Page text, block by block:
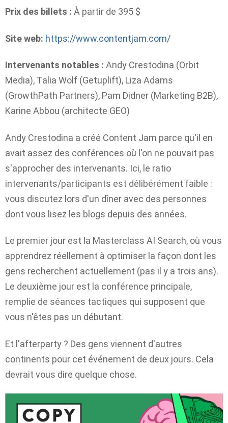
Prix ​​des billets : À partir de 395 $
Site web: https://www.contentjam.com/
Intervenants notables : Andy Crestodina (Orbit
Media), Talia Wolf (Getuplift), Liza Adams
(GrowthPath Partners), Pam Didner (Marketing B2B),
Karine Abbou (architecte GEO)
Andy Crestodina a créé Content Jam parce qu'il en
avait assez des conférences où l'on ne pouvait pas
s'approcher des intervenants. Ici, le ratio
intervenants/participants est délibérément faible :
vous discutez lors d'un dîner avec des personnes
dont vous lisez les blogs depuis des années.
Le premier jour est la Masterclass AI Search, où vous
apprendrez réellement à optimiser la façon dont les
gens recherchent actuellement (pas il y a trois ans).
Le deuxième jour est la conférence principale,
remplie de séances tactiques qui supposent que
vous n'êtes pas un débutant.
Et l'afterparty ? Des gens viennent d'autres
continents pour cet événement de deux jours. Cela
devrait vous dire quelque chose.